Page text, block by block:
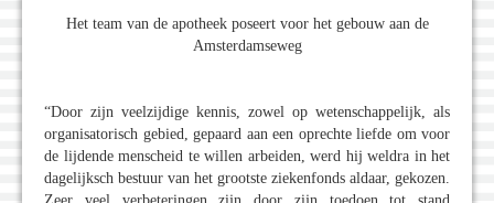
Het team van de apotheek poseert voor het gebouw aan de
Amsterdamseweg
“Door zijn veelzijdige kennis, zowel op wetenschappelijk, als
organisatorisch gebied, gepaard aan een oprechte liefde om voor
de lijdende menscheid te willen arbeiden, werd hij weldra in het
dagelijksch bestuur van het grootste ziekenfonds aldaar, gekozen.